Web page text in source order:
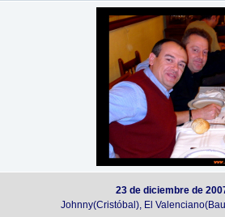
23 de diciembre de
Johnny(Cristóbal), El